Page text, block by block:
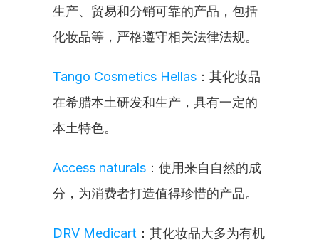
生产、贸易和分销可靠的产品，包括
化妆品等，严格遵守相关法律法规。
Tango Cosmetics Hellas ：其化妆品
在希腊本土研发和生产，具有一定的
本土特色。
Access naturals ：使用来自自然的成
分，为消费者打造值得珍惜的产品。
DRV Medicart ：其化妆品大多为有机